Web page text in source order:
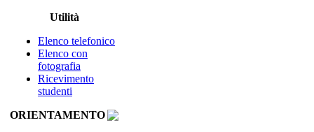
Utilità
Elenco telefonico
Elenco con
fotografia
Ricevimento
studenti
ORIENTAMENTO